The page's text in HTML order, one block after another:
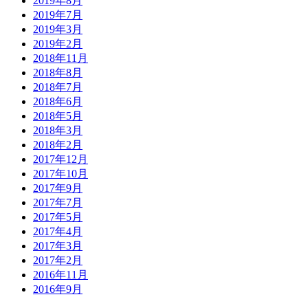
2019年7月
2019年3月
2019年2月
2018年11月
2018年8月
2018年7月
2018年6月
2018年5月
2018年3月
2018年2月
2017年12月
2017年10月
2017年9月
2017年7月
2017年5月
2017年4月
2017年3月
2017年2月
2016年11月
2016年9月